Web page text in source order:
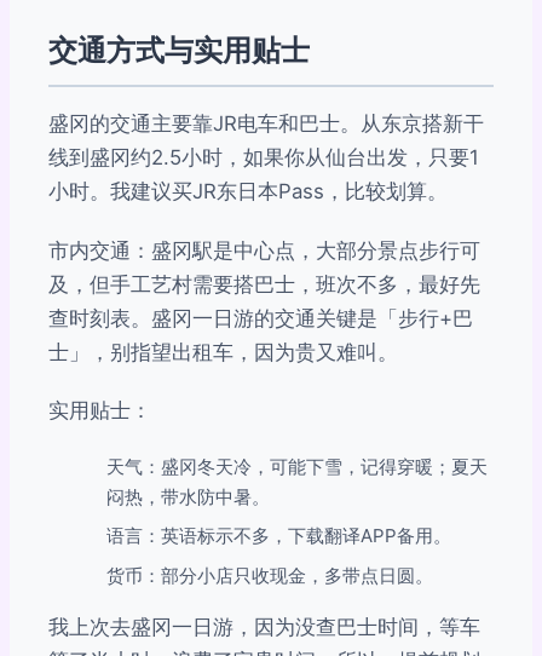
交通方式与实用贴士
盛冈的交通主要靠JR电车和巴士。从东京搭新干
线到盛冈约2.5小时，如果你从仙台出发，只要1
小时。我建议买JR东日本Pass，比较划算。
市内交通：盛冈駅是中心点，大部分景点步行可
及，但手工艺村需要搭巴士，班次不多，最好先
查时刻表。盛冈一日游的交通关键是「步行+巴
士」，别指望出租车，因为贵又难叫。
实用贴士：
天气：盛冈冬天冷，可能下雪，记得穿暖；夏天
闷热，带水防中暑。
语言：英语标示不多，下载翻译APP备用。
货币：部分小店只收现金，多带点日圆。
我上次去盛冈一日游，因为没查巴士时间，等车